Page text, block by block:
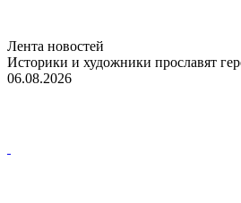
Лента новостей
Историки и художники прославят
06.08.2026